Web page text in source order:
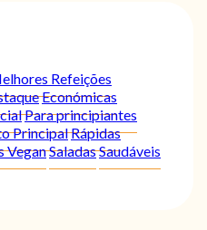
Refeições
Económicas
Para principiantes
PrincipalRápidas
VeganSaladasSaudáveis